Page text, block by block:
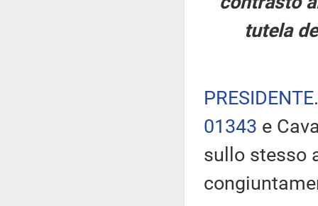
tutela
PRESIDENTE
01343 e
sullo stesso